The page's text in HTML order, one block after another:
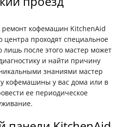
ремонт кофемашин KitchenAid
центра проходят специальное
лишь после этого мастер может
и найти причину
знаниями мастер
кофемашины у вас дома или в
ее периодическое